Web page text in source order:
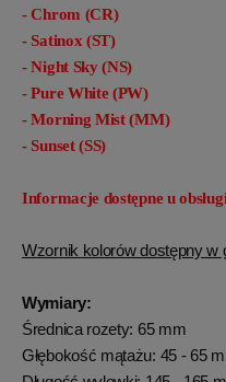
- Chrom (CR)
- Satinox (ST)
- Night Sky (NS)
- Pure White (PW)
- Morning Mist (MM)
- Sunset (SS)
Informacje dostępne u
Wzornik kolorów dostępny w
Wymiary:
Średnica rozety: 65 mm
Głębokość mątażu: 45 - 65